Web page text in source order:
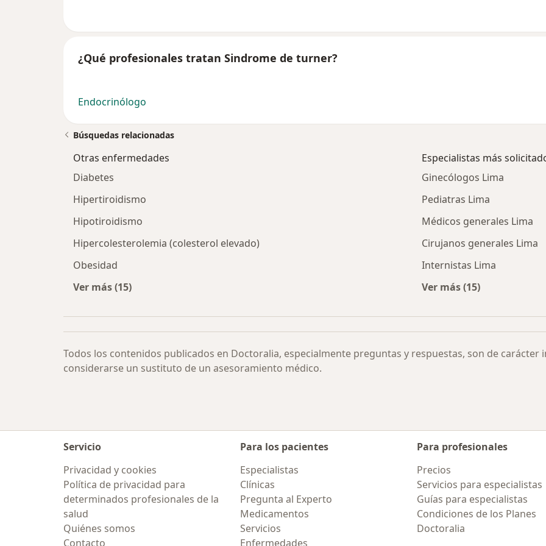
¿Qué profesionales tratan Sindrome de turner?
Endocrinólogo
Búsquedas relacionadas
Otras enfermedades
Diabetes
Hipertiroidismo
Hipotiroidismo
Hipercolesterolemia (colesterol elevado)
Obesidad
Ver más (15)
Especialistas más
Ginecólogos Lima
Pediatras Lima
Médicos generales Lima
Cirujanos generales Lima
Internistas Lima
Ver más (15)
Todos los contenidos publicados en Doctoralia, especialmente preguntas y respuestas, son de
considerarse un sustituto de un asesoramiento médico.
Servicio
Privacidad y cookies
Política de privacidad para
determinados profesionales de la
salud
Quiénes somos
Contacto
Para los pacientes
Especialistas
Clínicas
Pregunta al Experto
Medicamentos
Servicios
Enfermedades
Para profesionales
Precios
Servicios para especialistas
Guías para especialistas
Condiciones de los Planes
Doctoralia